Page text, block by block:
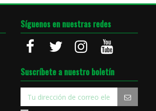
Síguenos en nuestras redes
Suscríbete a nuestro boletín